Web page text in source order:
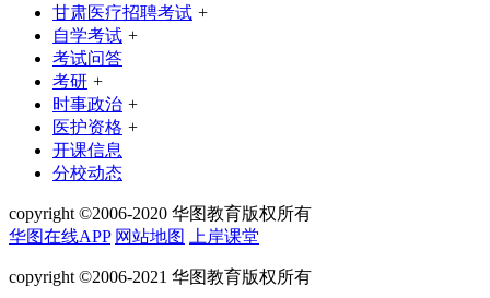
甘肃医疗招聘考试 +
自学考试 +
考试问答
考研 +
时事政治 +
医护资格 +
开课信息
分校动态
copyright ©2006-2020 华图教育版权所有
华图在线APP 网站地图 上岸课堂
copyright ©2006-2021 华图教育版权所有